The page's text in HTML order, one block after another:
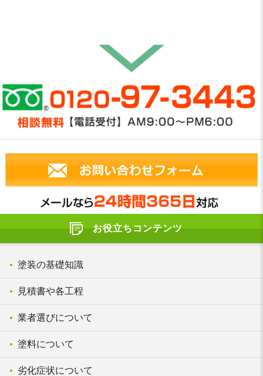
お役立ちコンテンツ
塗装の基礎知識
見積書や各工程
業者選びについて
塗料について
劣化症状について